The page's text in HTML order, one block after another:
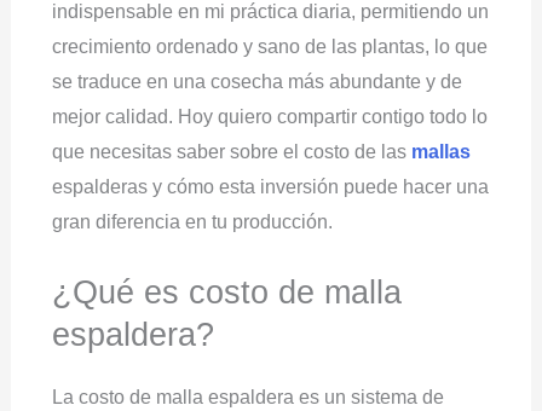
indispensable en mi práctica diaria, permitiendo un
crecimiento ordenado y sano de las plantas, lo que
se traduce en una cosecha más abundante y de
mejor calidad. Hoy quiero compartir contigo todo lo
que necesitas saber sobre el costo de las mallas
espalderas y cómo esta inversión puede hacer una
gran diferencia en tu producción.
¿Qué es costo de malla
espaldera?
La costo de malla espaldera es un sistema de